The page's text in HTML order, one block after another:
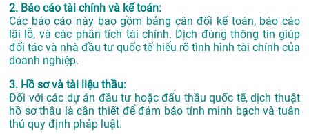
2. Báo cáo tài chính và kế toán:
Các báo cáo này bao gồm bảng cân đối kế toán, báo cáo
lãi lỗ, và các phân tích tài chính. Dịch đúng thông tin giúp
đối tác và nhà đầu tư quốc tế hiểu rõ tình hình tài chính của
doanh nghiệp.
3. Hồ sơ và tài liệu thầu:
Đối với các dự án đầu tư hoặc đấu thầu quốc tế, dịch thuật
hồ sơ thầu là cần thiết để đảm bảo tính minh bạch và tuân
thủ quy định pháp luật.